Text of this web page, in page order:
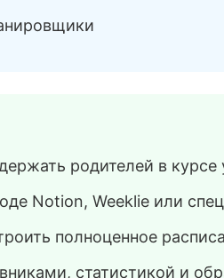
родителей в курсе
Notion, Weeklie или
полноценное
статистикой и